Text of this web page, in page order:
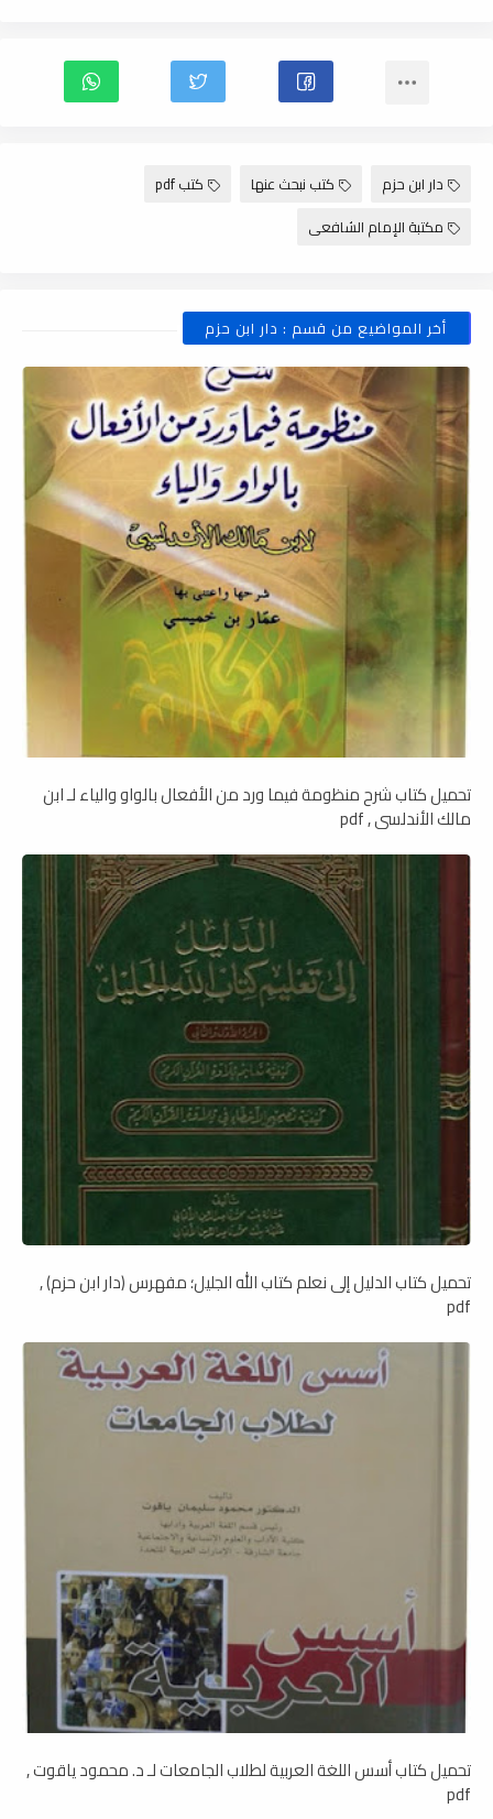
دار ابن حزم كتب نبحث عنها
كتب pdf
مكتبة الإمام الشافعى
أخر المواضيع من قسم : دار ابن حزم
تحميل كتاب شرح منظومة فيما ورد من الأفعال بالواو والياء لـ ابن
مالك الأندلسي , pdf
تحميل كتاب الدليل إلى نعلم كتاب الله الجليل؛ مفهرس (دار ابن حزم) ,
pdf
تحميل كتاب أسس اللغة العربية لطلاب الجامعات لـ د. محمود ياقوت ,
pdf